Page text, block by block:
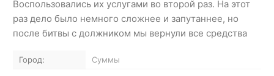
Воспользовались их услугами во второй раз. На этот
раз дело было немного сложнее и запутаннее, но
после битвы с должником мы вернули все средства
Город: Суммы